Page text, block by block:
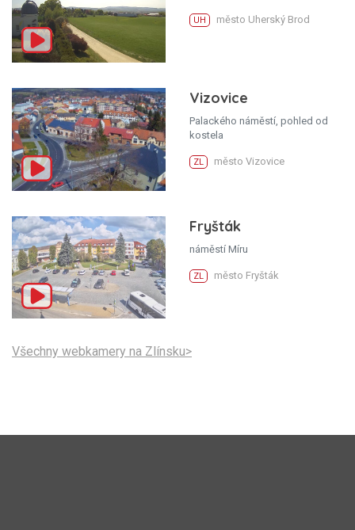
UH město Uherský Brod
Vizovice
Palackého náměstí, pohled od
kostela
ZL město Vizovice
Fryšták
náměstí Míru
ZL město Fryšták
Všechny webkamery na Zlínsku>